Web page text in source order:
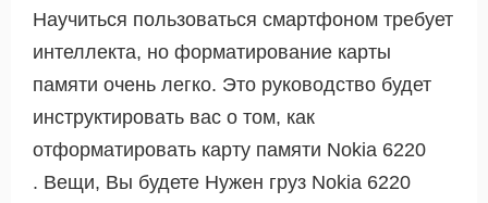
Научиться пользоваться смартфоном требует
интеллекта, но форматирование карты
памяти очень легко. Это руководство будет
инструктировать вас о том, как
отформатировать карту памяти Nokia 6220
. Вещи, Вы будете Нужен груз Nokia 6220